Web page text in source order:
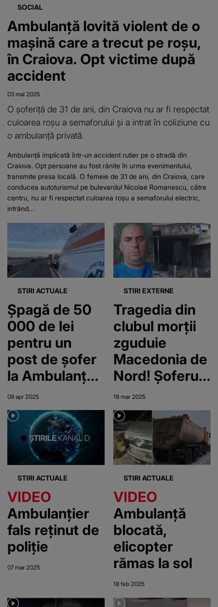
Salvarea sau
Pompierii nu
ajung în timp
SOCIAL
Ambulanță lovită violent de o
mașină care a trecut pe roșu,
în Craiova. Opt victime după
accident
03 mai 2025
O șoferiță de 31 de ani, din Craiova nu ar fi respectat
culoarea roșu a semaforului și a intrat în coliziune cu
o ambulanță privată.
Ambulanţă implicată într-un accident rutier pe o stradă din
Craiova. Opt persoane au fost rănite în urma evenimentului,
transmite presa locală. O femeie de 31 de ani, din Craiova, care
conducea autoturismul pe bulevardul Nicolae Romanescu, către
centru, nu ar fi respectat culoarea roșu a semaforului electric,
intrând...
STIRI ACTUALE
Șpagă de 50
000 de lei
pentru un
post de șofer
la Ambulanța
Dolj. Bărbatul
a făcut credit
pentru a face
rost de bani
09 apr 2025
STIRI EXTERNE
Tragedia din
clubul morții
zguduie
Macedonia de
Nord! Șoferul
de ambulanță
care a salvat
victime, găsit
fără suflare în
propria casă:
„Nu există
cuvinte care
să descrie
durerea”
18 mar 2025
STIRI ACTUALE
VIDEO
Ambulanțier
fals reținut de
poliție
07 mar 2025
STIRI ACTUALE
VIDEO
Ambulanță
blocată,
elicopter
rămas la sol
18 feb 2025